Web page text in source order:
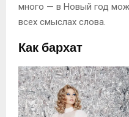
много — в Новый год
всех смыслах слова.
Как бархат